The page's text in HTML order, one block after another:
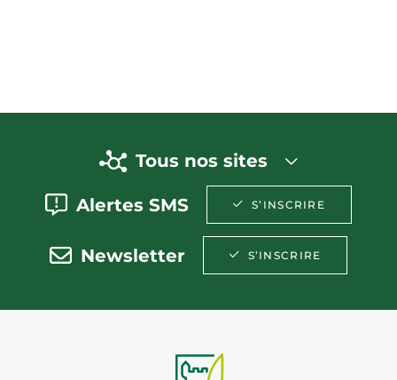
Tous nos sites
Alertes SMS S’INSCRIRE
Newsletter S’INSCRIRE